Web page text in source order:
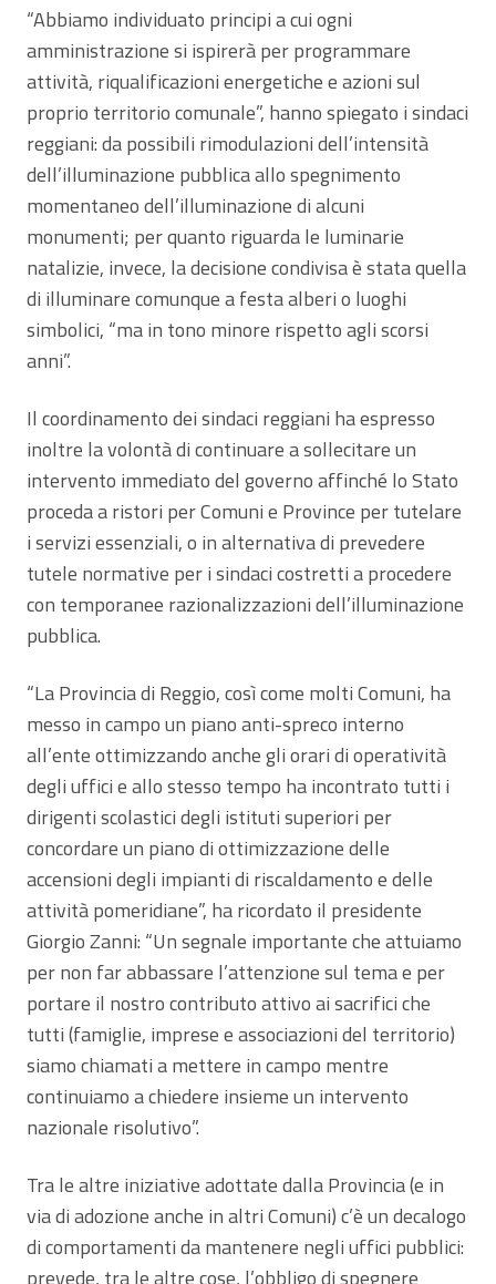
“Abbiamo individuato principi a cui ogni
amministrazione si ispirerà per programmare
attività, riqualificazioni energetiche e azioni sul
proprio territorio comunale”, hanno spiegato i sindaci
reggiani: da possibili rimodulazioni dell’intensità
dell’illuminazione pubblica allo spegnimento
momentaneo dell’illuminazione di alcuni
monumenti; per quanto riguarda le luminarie
natalizie, invece, la decisione condivisa è stata quella
di illuminare comunque a festa alberi o luoghi
simbolici, “ma in tono minore rispetto agli scorsi
anni”.
Il coordinamento dei sindaci reggiani ha espresso
inoltre la volontà di continuare a sollecitare un
intervento immediato del governo affinché lo Stato
proceda a ristori per Comuni e Province per tutelare
i servizi essenziali, o in alternativa di prevedere
tutele normative per i sindaci costretti a procedere
con temporanee razionalizzazioni dell’illuminazione
pubblica.
“La Provincia di Reggio, così come molti Comuni, ha
messo in campo un piano anti-spreco interno
all’ente ottimizzando anche gli orari di operatività
degli uffici e allo stesso tempo ha incontrato tutti i
dirigenti scolastici degli istituti superiori per
concordare un piano di ottimizzazione delle
accensioni degli impianti di riscaldamento e delle
attività pomeridiane”, ha ricordato il presidente
Giorgio Zanni: “Un segnale importante che attuiamo
per non far abbassare l’attenzione sul tema e per
portare il nostro contributo attivo ai sacrifici che
tutti (famiglie, imprese e associazioni del territorio)
siamo chiamati a mettere in campo mentre
continuiamo a chiedere insieme un intervento
nazionale risolutivo”.
Tra le altre iniziative adottate dalla Provincia (e in
via di adozione anche in altri Comuni) c’è un decalogo
di comportamenti da mantenere negli uffici pubblici: